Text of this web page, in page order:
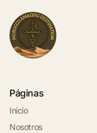
Páginas
Inicio
Nosotros